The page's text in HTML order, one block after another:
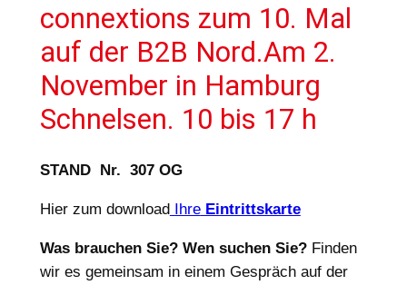
connextions zum 10. Mal
auf der B2B Nord.Am 2.
November in Hamburg
Schnelsen. 10 bis 17 h
STAND Nr. 307 OG
Hier zum downloadIhreEintrittskarte
Was brauchen Sie? Wen suchen Sie?Finden
wir es gemeinsam in einem Gespräch auf der